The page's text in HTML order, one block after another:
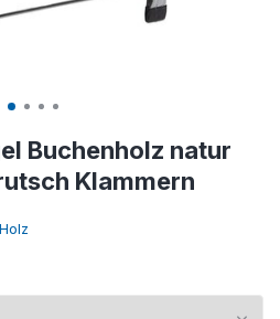
Buchenholz natur
Klammern